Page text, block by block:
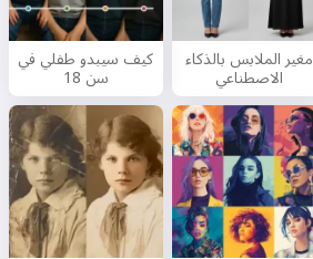
مغير الملابس بالذكاء
الاصطناعي
كيف سيبدو طفلي في
سن 18